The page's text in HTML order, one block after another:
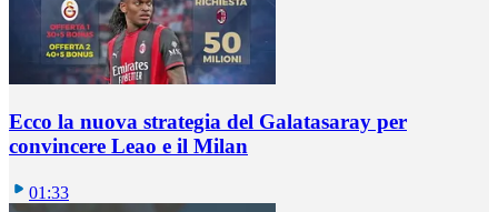
Ecco la nuova strategia del Galatasaray per
convincere Leao e il Milan
01:33